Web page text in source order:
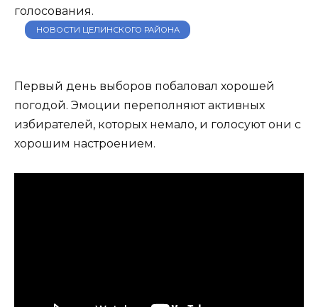
голосования.
НОВОСТИ ЦЕЛИНСКОГО РАЙОНА
Первый день выборов побаловал хорошей
погодой. Эмоции переполняют активных
избирателей, которых немало, и голосуют они с
хорошим настроением.